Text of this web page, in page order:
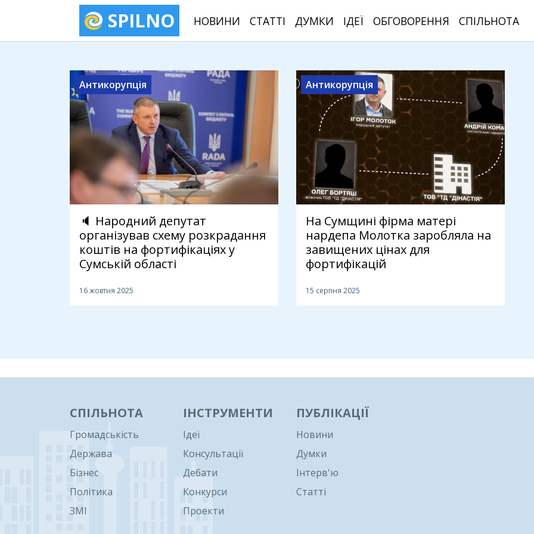
SPILNO НОВИНИ СТАТТІ ДУМКИ ІДЕЇ ОБГОВОРЕННЯ СПІЛЬНОТА
Антикорупція
🔈 Народний депутат
організував схему розкрадання
коштів на фортифікаціях у
Сумській області
16 жовтня 2025
Антикорупція
На Сумщині фірма матері
нардепа Молотка заробляла на
завищених цінах для
фортифікацій
15 серпня 2025
СПІЛЬНОТА
Громадськість
Держава
Бізнес
Політика
ЗМІ
ІНСТРУМЕНТИ
Ідеї
Консультації
Дебати
Конкурси
Проекти
ПУБЛІКАЦІЇ
Новини
Думки
Інтерв'ю
Статті